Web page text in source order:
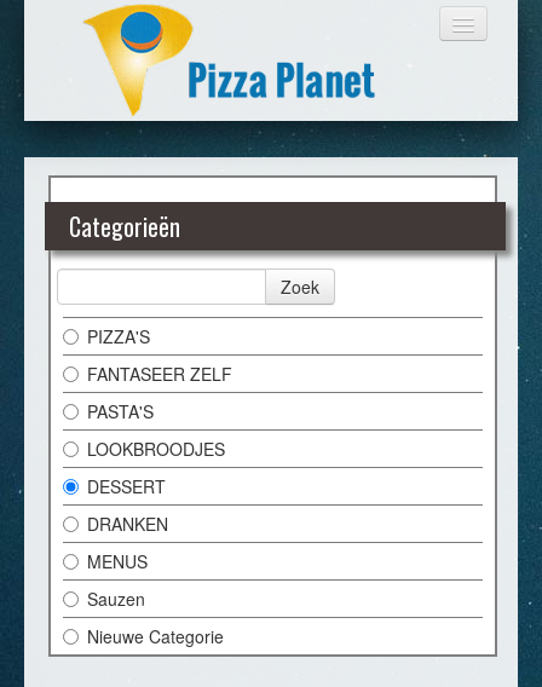
HOME
BESTELLEN
LOGIN
CONTACT
Categorieën
Zoek
PIZZA'S
FANTASEER ZELF
PASTA'S
LOOKBROODJES
DESSERT
DRANKEN
MENUS
Sauzen
Nieuwe Categorie